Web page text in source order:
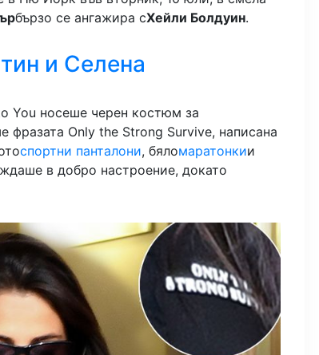
бързо се ангажира сХейли Болдуин.
и Селена
You носеше черен костюм за
фразата Only the Strong Survive, написана
спортни панталони, бяломаратонкии
в добро настроение, докато